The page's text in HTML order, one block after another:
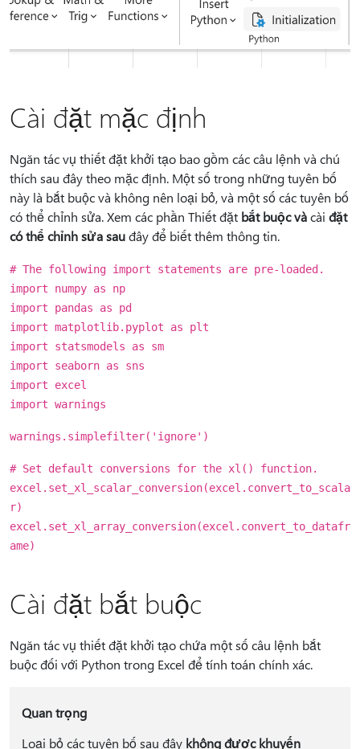
Cài đặt mặc định
Ngăn tác vụ thiết đặt khởi tạo bao gồm các câu lệnh và chú
thích sau đây theo mặc định. Một số trong những tuyên bố
này là bắt buộc và không nên loại bỏ, và một số các tuyên bố
có thể chỉnh sửa. Xem các phần Thiết đặt bắt buộc vàcài đặt
có thể chỉnh sửa sauđây để biết thêm thông tin.
# The following import statements are pre-loaded.
import numpy as np
import pandas as pd
import matplotlib.pyplot as plt
import statsmodels as sm
import seaborn as sns
import excel
import warnings
warnings.simplefilter('ignore')
# Set default conversions for the xl() function.
excel.set_xl_scalar_conversion(excel.convert_to_scala
r)
excel.set_xl_array_conversion(excel.convert_to_datafr
ame)
Cài đặt bắt buộc
Ngăn tác vụ thiết đặt khởi tạo chứa một số câu lệnh bắt
buộc đối với Python trong Excel để tính toán chính xác.
Quan trọng
Loại bỏ các tuyên bố sau đây không được khuyến